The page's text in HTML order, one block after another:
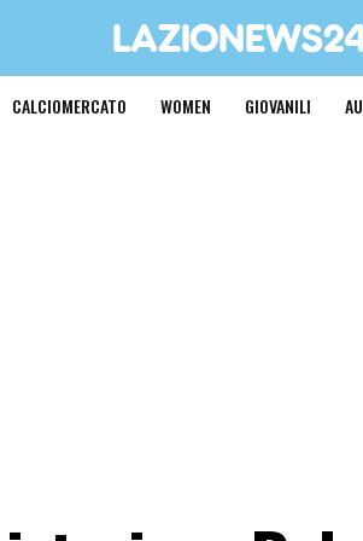
CALCIOMERCATO WOMEN GIOVANILI